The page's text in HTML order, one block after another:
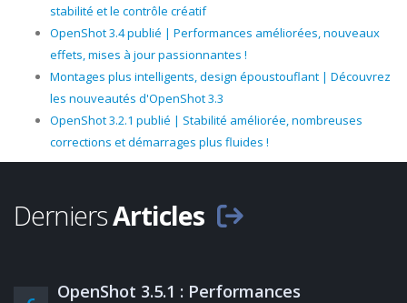
stabilité et le contrôle créatif
OpenShot 3.4 publié | Performances améliorées, nouveaux
effets, mises à jour passionnantes !
Montages plus intelligents, design époustouflant | Découvrez
les nouveautés d'OpenShot 3.3
OpenShot 3.2.1 publié | Stabilité améliorée, nombreuses
corrections et démarrages plus fluides !
DerniersArticles
OpenShot 3.5.1 : Performances